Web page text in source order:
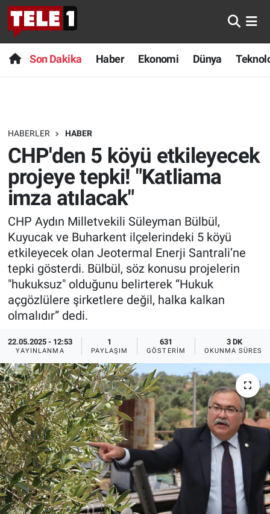
Son Dakika Haber Ekonomi Dünya
HABERLER HABER
CHP'den 5 köyü etkileyecek
projeye tepki! "Katliama
imza atılacak"
CHP Aydın Milletvekili Süleyman Bülbül,
Kuyucak ve Buharkent ilçelerindeki 5 köyü
etkileyecek olan Jeotermal Enerji Santrali’ne
tepki gösterdi. Bülbül, söz konusu projelerin
"hukuksuz" olduğunu belirterek “Hukuk
açgözlülere şirketlere değil, halka kalkan
olmalıdır” dedi.
22.05.2025 - 12:53
YAYINLANMA
1
PAYLAŞIM
631
GÖSTERIM
3 DK
OKUNMA SÜRESI
Anında Manşet
Başka Sohbetler
Bilim turu
Bilim ve Teknoloji Evreni
Doğa Konuşuyor
Dünya
Ege Saati
Ege'den Esintiler
Eğitim
Eğlence
Ekonomi
Forum
Gerçeğin İzinde
Gün Başlıyor
Gün Bitiyor
Son Dakika
Haber
Dünya
Teknoloji
Sağlık
Spor
Yayın Akışı
İletişim
Nöbetçi Eczaneler
Hava Durumu
Trafik Durumu
Süper Lig Puan Durumu ve Fikstür
Tüm Manşetler
Son Dakika Haberleri
Haber Arşivi